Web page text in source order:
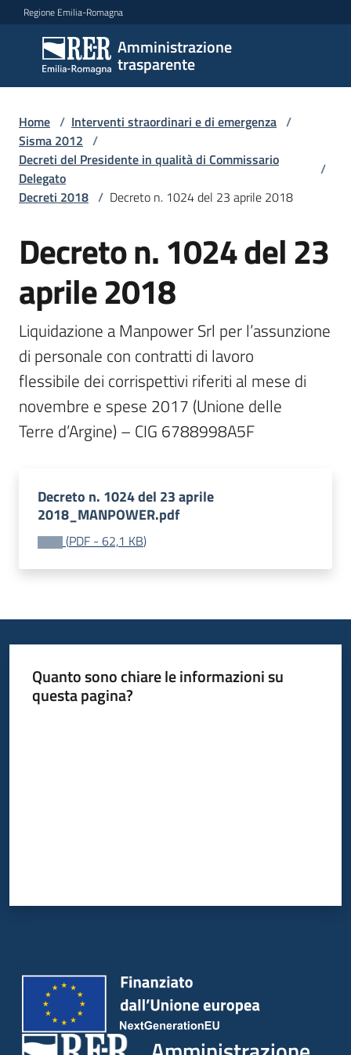
Vai al contenuto
Vai alla navigazione
Vai al footer
Regione Emilia-Romagna
Amministrazione
trasparente
Amministrazione
trasparente
Sottosezioni
Accesso
Home / Interventi straordinari e di emergenza /
Sisma 2012 /
Decreti del Presidente in qualità di Commissario
Delegato
/
Decreti 2018 / Decreto n. 1024 del 23 aprile 2018
Decreto n. 1024 del 23
aprile 2018
Liquidazione a Manpower Srl per l’assunzione
di personale con contratti di lavoro
flessibile dei corrispettivi riferiti al mese di
novembre e spese 2017 (Unione delle
Terre d’Argine) – CIG 6788998A5F
Decreto n. 1024 del 23 aprile
2018_MANPOWER.pdf
(PDF - 62,1 KB)
Quanto sono chiare le informazioni su
questa pagina?